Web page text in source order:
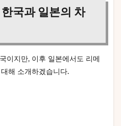
한국과 일본의 차
이지만, 이후 일본에서도 리메
해 소개하겠습니다.